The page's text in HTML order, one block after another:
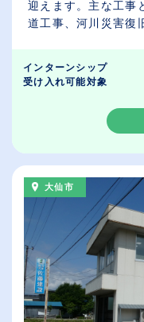
迎えます。主な工事
道工事、河川災害復
インターンシップ
受け入れ可能対象
大仙市